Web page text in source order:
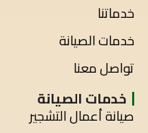
خدماتنا
خدمات الصيانة
تواصل معنا
خدمات الصيانة
صيانة أعمال التشجير